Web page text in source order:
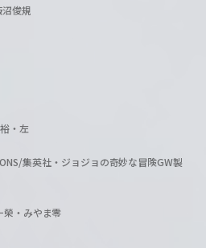
俊規
・左
集英社・ジョジョの奇妙な冒険GW製
・みやま零